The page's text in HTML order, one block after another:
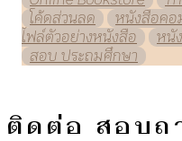
โค้ดส่วนลด
หนังสือคอ
ไฟล์ตัวอย่างหนังสือ
หนั
สอบ ประถมศึกษา
ติดต่อ สอบถ